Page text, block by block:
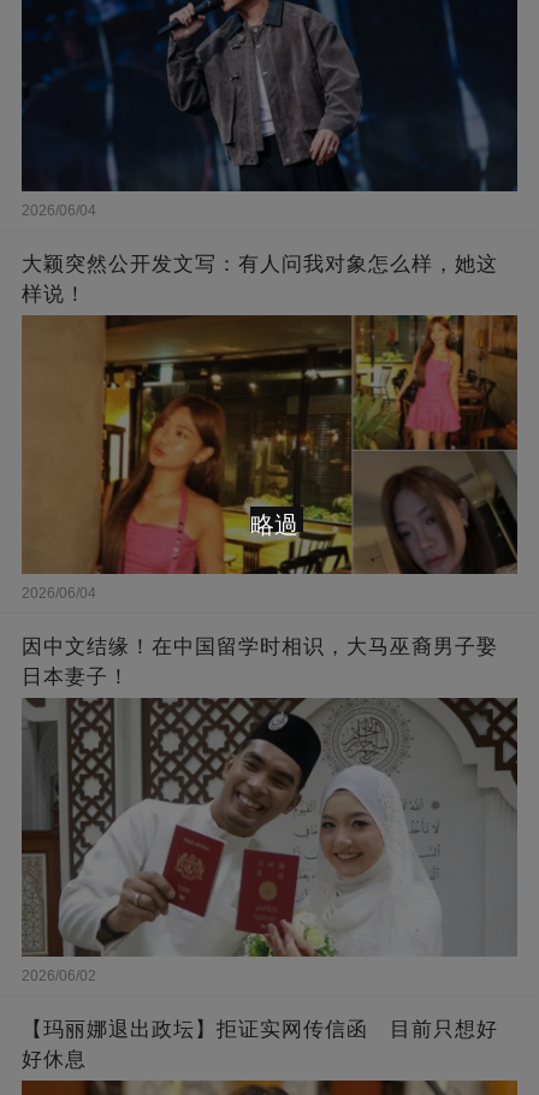
2026/06/04
大颖突然公开发文写：有人问我对象怎么样，她这
样说！
2026/06/04
因中文结缘！在中国留学时相识，大马巫裔男子娶
日本妻子！
2026/06/02
【玛丽娜退出政坛】拒证实网传信函 目前只想好
好休息
略過